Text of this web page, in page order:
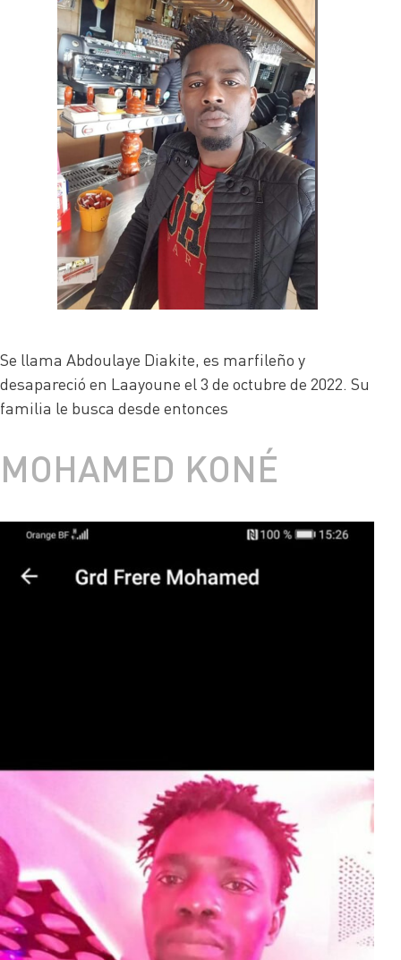
Se llama Abdoulaye Diakite, es marfileño y
desapareció en Laayoune el 3 de octubre de 2022. Su
familia le busca desde entonces
MOHAMED KONÉ